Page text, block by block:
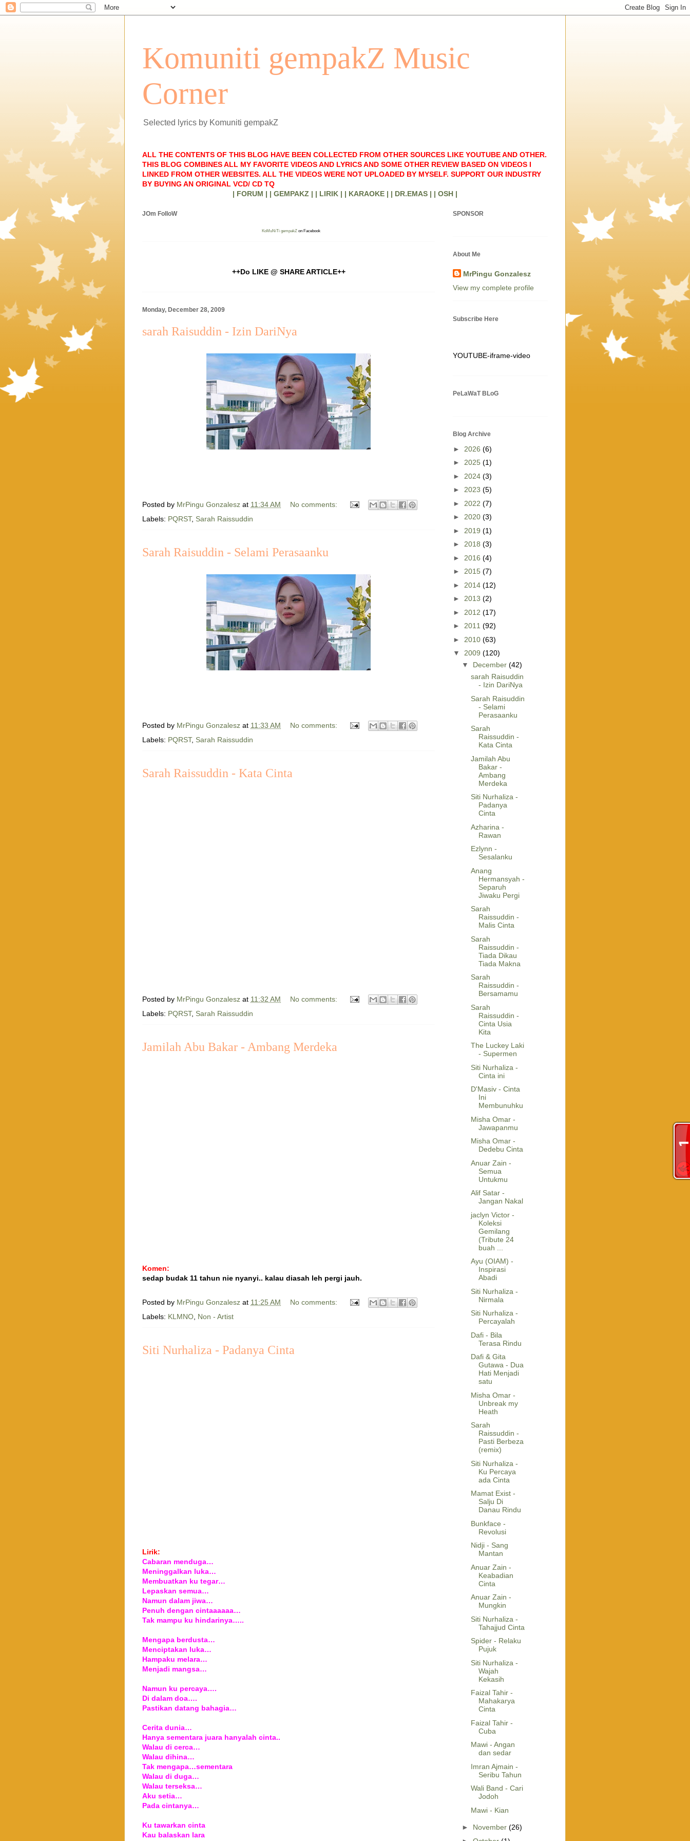
Komuniti gempakZ Music
Corner
Selected lyrics by Komuniti gempakZ
ALL THE CONTENTS OF THIS BLOG HAVE BEEN COLLECTED FROM OTHER SOURCES LIKE YOUTUBE AND OTHER.
THIS BLOG COMBINES ALL MY FAVORITE VIDEOS AND LYRICS AND SOME OTHER REVIEW BASED ON VIDEOS I
LINKED FROM OTHER WEBSITES. ALL THE VIDEOS WERE NOT UPLOADED BY MYSELF. SUPPORT OUR INDUSTRY
BY BUYING AN ORIGINAL VCD/ CD TQ
| FORUM | | GEMPAKZ | | LIRIK | | KARAOKE | | DR.EMAS | | OSH |
JOm FolloW
KoMuNiTi gempakZ on Facebook
++Do LIKE @ SHARE ARTICLE++
Monday, December 28, 2009
sarah Raisuddin - Izin DariNya
Posted by MrPingu Gonzalesz at 11:34 AM
No comments:
Labels: PQRST, Sarah Raissuddin
Sarah Raisuddin - Selami Perasaanku
Posted by MrPingu Gonzalesz at 11:33 AM
No comments:
Labels: PQRST, Sarah Raissuddin
Sarah Raissuddin - Kata Cinta
Posted by MrPingu Gonzalesz at 11:32 AM
No comments:
Labels: PQRST, Sarah Raissuddin
Jamilah Abu Bakar - Ambang Merdeka
Komen:
sedap budak 11 tahun nie nyanyi.. kalau diasah leh pergi jauh.
Posted by MrPingu Gonzalesz at 11:25 AM
No comments:
Labels: KLMNO, Non - Artist
Siti Nurhaliza - Padanya Cinta
Lirik:
Cabaran menduga…
Meninggalkan luka…
Membuatkan ku tegar…
Lepaskan semua…
Namun dalam jiwa…
Penuh dengan cintaaaaaa…
Tak mampu ku hindarinya…..
Mengapa berdusta…
Menciptakan luka…
Hampaku melara…
Menjadi mangsa…
Namun ku percaya….
Di dalam doa….
Pastikan datang bahagia…
Cerita dunia…
Hanya sementara juara hanyalah cinta..
Walau di cerca…
Walau dihina…
Tak mengapa…sementara
Walau di duga…
Walau terseksa…
Aku setia…
Pada cintanya…
Ku tawarkan cinta
Kau balaskan lara
SPONSOR
About Me
MrPingu Gonzalesz
View my complete profile
Subscribe Here
YOUTUBE-iframe-video
PeLaWaT BLoG
Blog Archive
► 2026 (6)
► 2025 (1)
► 2024 (3)
► 2023 (5)
► 2022 (7)
► 2020 (3)
► 2019 (1)
► 2018 (3)
► 2016 (4)
► 2015 (7)
► 2014 (12)
► 2013 (2)
► 2012 (17)
► 2011 (92)
► 2010 (63)
▼ 2009 (120)
▼ December (42)
sarah Raisuddin
- Izin DariNya
Sarah Raisuddin
- Selami
Perasaanku
Sarah
Raissuddin -
Kata Cinta
Jamilah Abu
Bakar -
Ambang
Merdeka
Siti Nurhaliza -
Padanya
Cinta
Azharina -
Rawan
Ezlynn -
Sesalanku
Anang
Hermansyah -
Separuh
Jiwaku Pergi
Sarah
Raissuddin -
Malis Cinta
Sarah
Raissuddin -
Tiada Dikau
Tiada Makna
Sarah
Raissuddin -
Bersamamu
Sarah
Raissuddin -
Cinta Usia
Kita
The Luckey Laki
- Supermen
Siti Nurhaliza -
Cinta ini
D'Masiv - Cinta
Ini
Membunuhku
Misha Omar -
Jawapanmu
Misha Omar -
Dedebu Cinta
Anuar Zain -
Semua
Untukmu
Alif Satar -
Jangan Nakal
jaclyn Victor -
Koleksi
Gemilang
(Tribute 24
buah ...
Ayu (OIAM) -
Inspirasi
Abadi
Siti Nurhaliza -
Nirmala
Siti Nurhaliza -
Percayalah
Dafi - Bila
Terasa Rindu
Dafi & Gita
Gutawa - Dua
Hati Menjadi
satu
Misha Omar -
Unbreak my
Heath
Sarah
Raissuddin -
Pasti Berbeza
(remix)
Siti Nurhaliza -
Ku Percaya
ada Cinta
Mamat Exist -
Salju Di
Danau Rindu
Bunkface -
Revolusi
Nidji - Sang
Mantan
Anuar Zain -
Keabadian
Cinta
Anuar Zain -
Mungkin
Siti Nurhaliza -
Tahajjud Cinta
Spider - Relaku
Pujuk
Siti Nurhaliza -
Wajah
Kekasih
Faizal Tahir -
Mahakarya
Cinta
Faizal Tahir -
Cuba
Mawi - Angan
dan sedar
Imran Ajmain -
Seribu Tahun
Wali Band - Cari
Jodoh
Mawi - Kian
► November (26)